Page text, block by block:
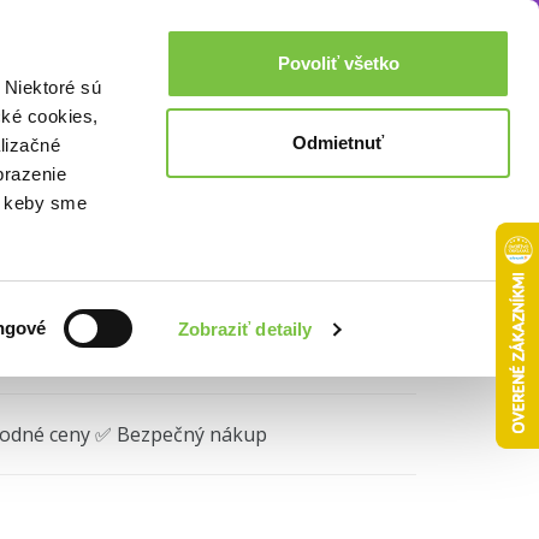
sú
cookies,
keby sme
Zobraziť detaily
Povoliť všetko
Odmietnuť
Prihlásenie 0,00€
Akcie a zľavy
ceny ✅ Bezpečný nákup